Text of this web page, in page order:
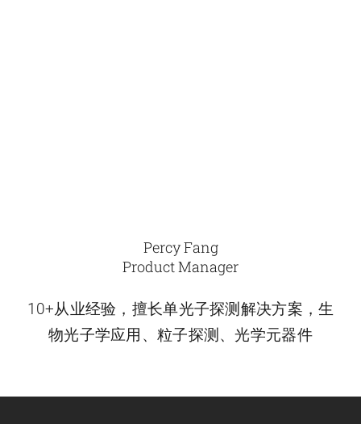
Percy Fang
Product Manager
10+从业经验，擅长单光子探测解决方案，生
物光子学应用、粒子探测、光学元器件